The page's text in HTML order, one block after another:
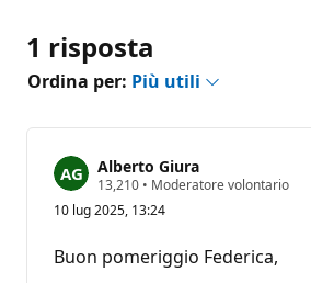
1 risposta
Ordina per: Più utili
Alberto Giura
13,210 P
n
i
d
• Moderatore volontario
10 lug 2025, 13:24
Buon pomeriggio Federica,